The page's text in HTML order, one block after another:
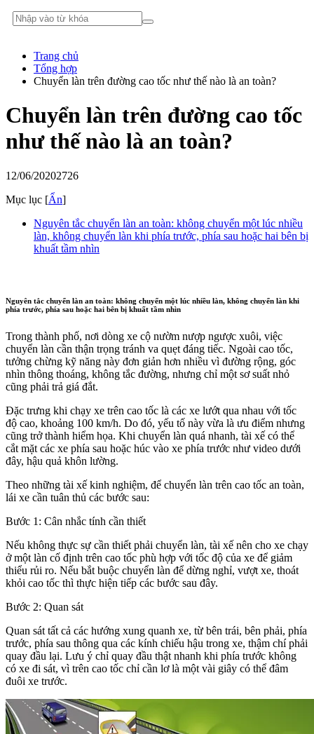
Trang chủ
Tổng hợp
Chuyển làn trên đường cao tốc như thế nào là an toàn?
Chuyển làn trên đường cao tốc
như thế nào là an toàn?
12/06/20202726
Mục lục [Ẩn]
Nguyên tắc chuyển làn an toàn: không chuyển một lúc nhiều
làn, không chuyển làn khi phía trước, phía sau hoặc hai bên bị
khuất tầm nhìn
Nguyên tắc chuyển làn an toàn: không chuyển một lúc nhiều làn, không chuyển làn khi
phía trước, phía sau hoặc hai bên bị khuất tầm nhìn
Trong thành phố, nơi dòng xe cộ nườm nượp ngược xuôi, việc
chuyển làn cần thận trọng tránh va quẹt đáng tiếc. Ngoài cao tốc,
tưởng chừng kỹ năng này đơn giản hơn nhiều vì đường rộng, góc
nhìn thông thoáng, không tắc đường, nhưng chỉ một sơ suất nhỏ
cũng phải trả giá đắt.
Đặc trưng khi chạy xe trên cao tốc là các xe lướt qua nhau với tốc
độ cao, khoảng 100 km/h. Do đó, yếu tố này vừa là ưu điểm nhưng
cũng trở thành hiểm họa. Khi chuyển làn quá nhanh, tài xế có thể
cắt mặt các xe phía sau hoặc húc vào xe phía trước như video dưới
đây, hậu quả khôn lường.
Theo những tài xế kinh nghiệm, để chuyển làn trên cao tốc an toàn,
lái xe cần tuân thủ các bước sau:
Bước 1: Cân nhắc tính cần thiết
Nếu không thực sự cần thiết phải chuyển làn, tài xế nên cho xe chạy
ở một làn cố định trên cao tốc phù hợp với tốc độ của xe để giảm
thiểu rủi ro. Nếu bắt buộc chuyển làn để dừng nghỉ, vượt xe, thoát
khỏi cao tốc thì thực hiện tiếp các bước sau đây.
Bước 2: Quan sát
Quan sát tất cả các hướng xung quanh xe, từ bên trái, bên phải, phía
trước, phía sau thông qua các kính chiếu hậu trong xe, thậm chí phải
quay đầu lại. Lưu ý chỉ quay đầu thật nhanh khi phía trước không
có xe đi sát, vì trên cao tốc chỉ cần lơ là một vài giây có thể đâm
đuôi xe trước.